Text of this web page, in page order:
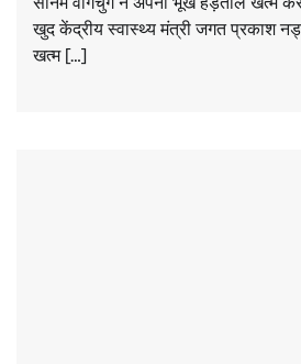
खुद केंद्रीय स्वास्थ्य मंत्री जगत प्रकाश
खत्म […]